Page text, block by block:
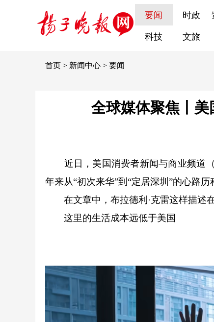
要闻 时政
科技 文旅
首页 > 新闻中心 > 要闻
全球媒体聚焦丨
近日，美国消费者新闻与商业频道（
年来从“初次来华”到“定居深圳”的心路历
在文章中，布拉德利·克雷这样描述在
这里的生活成本远低于美国